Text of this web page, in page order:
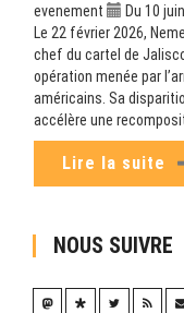
evenement
Du 10
Le 22 février 2026,
chef du cartel de
opération menée par
américains. Sa
accélère une
Lire la suite
NOUS SUIVRE